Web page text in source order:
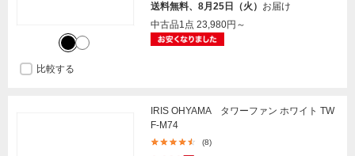
送料無料、8月25日（火） お届け
中古品1点 23,980円～
比較する
IRIS OHYAMA タワーファン ホワイト TW
F-M74
(8)